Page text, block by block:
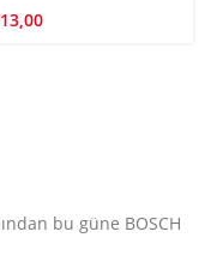
bu güne BOSCH